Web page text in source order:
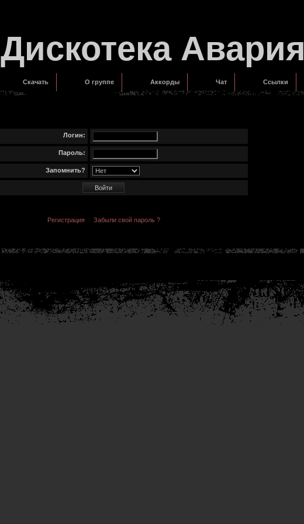
Дискотека Авария
Скачать О группе Аккорды Чат Ссылки
Логин:
Пароль:
Запомнить?
Регистрация Забыли свой пароль ?